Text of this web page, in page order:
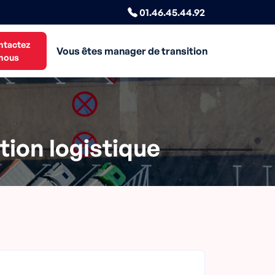
01.46.45.44.92
Vous êtes manager de transition
logistique